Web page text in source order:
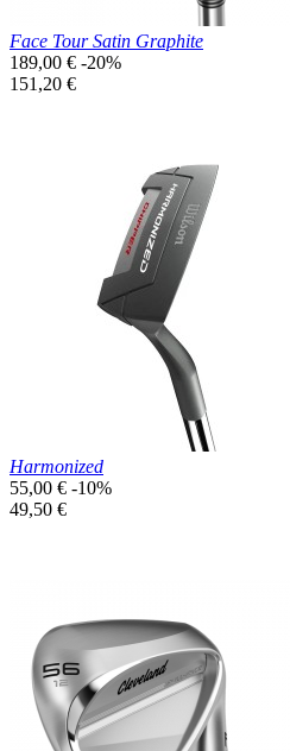
Face Tour Satin Graphite
Prix
de
189,00 € -20%
Prix
151,20 €
Aperçu rapide
Harmonized
Prix
de
55,00 € -10%
Prix
49,50 €
Aperçu rapide